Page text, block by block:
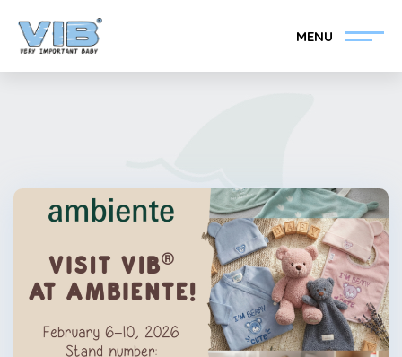
MENU
Devenir un revendeur
VIB®
Inlog Retail
Collection Sur le VIB®
nouvelles
Trouvez votre
revendeur VIB®